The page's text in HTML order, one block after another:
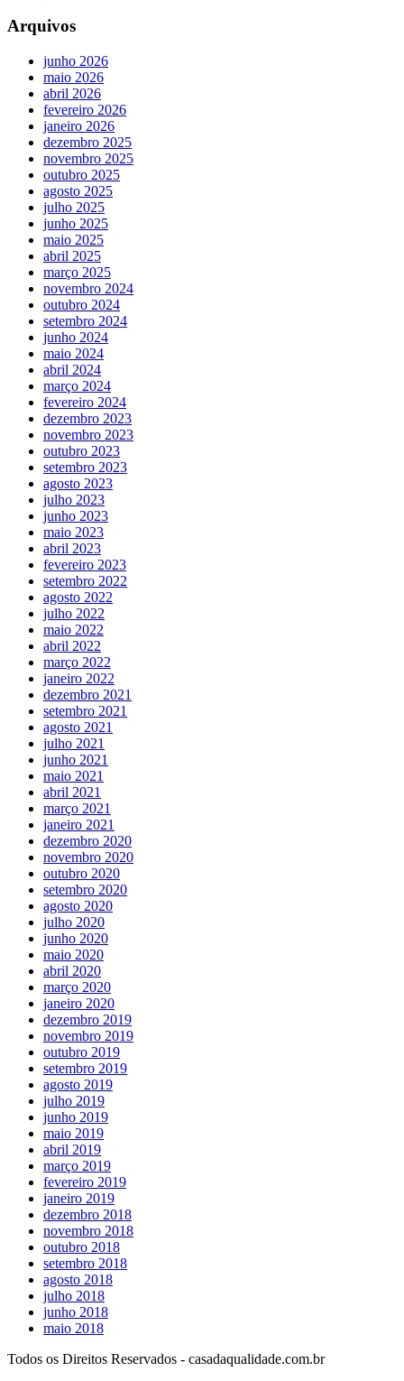
Arquivos
junho 2026
maio 2026
abril 2026
fevereiro 2026
janeiro 2026
dezembro 2025
novembro 2025
outubro 2025
agosto 2025
julho 2025
junho 2025
maio 2025
abril 2025
março 2025
novembro 2024
outubro 2024
setembro 2024
junho 2024
maio 2024
abril 2024
março 2024
fevereiro 2024
dezembro 2023
novembro 2023
outubro 2023
setembro 2023
agosto 2023
julho 2023
junho 2023
maio 2023
abril 2023
fevereiro 2023
setembro 2022
agosto 2022
julho 2022
maio 2022
abril 2022
março 2022
janeiro 2022
dezembro 2021
setembro 2021
agosto 2021
julho 2021
junho 2021
maio 2021
abril 2021
março 2021
janeiro 2021
dezembro 2020
novembro 2020
outubro 2020
setembro 2020
agosto 2020
julho 2020
junho 2020
maio 2020
abril 2020
março 2020
janeiro 2020
dezembro 2019
novembro 2019
outubro 2019
setembro 2019
agosto 2019
julho 2019
junho 2019
maio 2019
abril 2019
março 2019
fevereiro 2019
janeiro 2019
dezembro 2018
novembro 2018
outubro 2018
setembro 2018
agosto 2018
julho 2018
junho 2018
maio 2018
Todos os Direitos Reservados - casadaqualidade.com.br